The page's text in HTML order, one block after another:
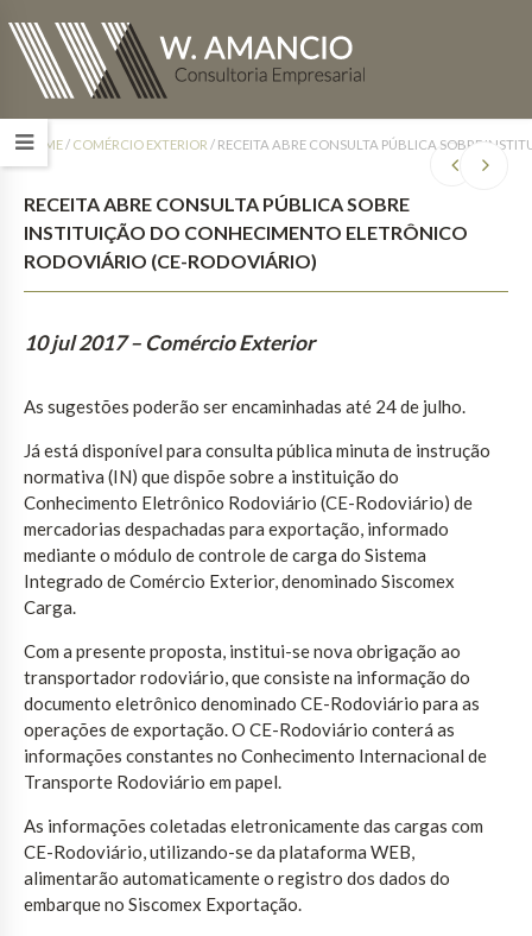
HOME/ COMÉRCIO EXTERIOR / RECEITA ABRE CONSULTA PÚBLICA SOBRE
RECEITA ABRE CONSULTA PÚBLICA SOBRE
INSTITUIÇÃO DO CONHECIMENTO ELETRÔNICO
RODOVIÁRIO (CE-RODOVIÁRIO)
10 jul 2017 – Comércio Exterior
As sugestões poderão ser encaminhadas até 24 de julho.
Já está disponível para consulta pública minuta de instrução
normativa (IN) que dispõe sobre a instituição do
Conhecimento Eletrônico Rodoviário (CE-Rodoviário) de
mercadorias despachadas para exportação, informado
mediante o módulo de controle de carga do Sistema
Integrado de Comércio Exterior, denominado Siscomex
Carga.
Com a presente proposta, institui-se nova obrigação ao
transportador rodoviário, que consiste na informação do
documento eletrônico denominado CE-Rodoviário para as
operações de exportação. O CE-Rodoviário conterá as
informações constantes no Conhecimento Internacional de
Transporte Rodoviário em papel.
As informações coletadas eletronicamente das cargas com
CE-Rodoviário, utilizando-se da plataforma WEB,
alimentarão automaticamente o registro dos dados do
embarque no Siscomex Exportação.